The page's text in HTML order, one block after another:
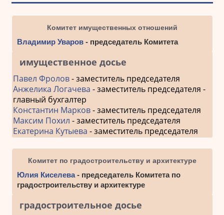
Комитет имущественных отношений
Владимир Уваров- председатель Комитета
имущественное досье
Павел Фролов- заместитель председателя
Анжелика Логачева - заместитель председателя -
главный бухгалтер
Константин Марков- заместитель председателя
Максим Похил - заместитель председателя
Екатерина Кутыева - заместитель председателя
Комитет по градостроительству и архитектуре
Юлия Киселева- председатель Комитета по
градостроительству и архитектуре
градостроительное досье